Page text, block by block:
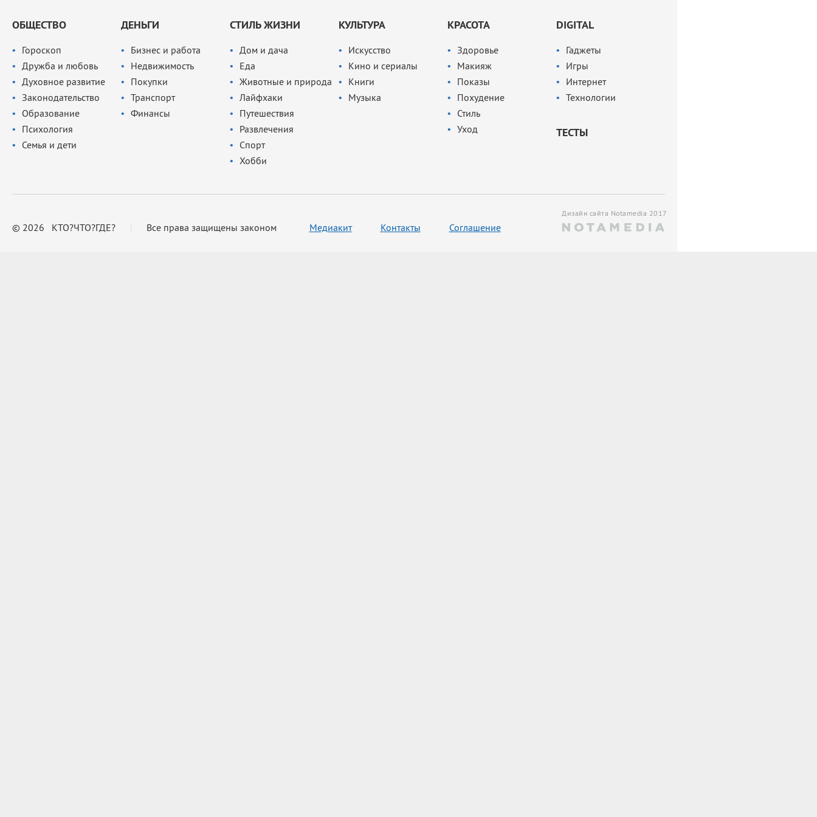
ОБЩЕСТВО
Гороскоп
Дружба и любовь
Духовное развитие
Законодательство
Образование
Психология
Семья и дети
ДЕНЬГИ
Бизнес и работа
Недвижимость
Покупки
Транспорт
Финансы
СТИЛЬ ЖИЗНИ
Дом и дача
Еда
Животные и природа
Лайфхаки
Путешествия
Развлечения
Спорт
Хобби
КУЛЬТУРА
Искусство
Кино и сериалы
Книги
Музыка
КРАСОТА
Здоровье
Макияж
Показы
Похудение
Стиль
Уход
DIGITAL
Гаджеты
Игры
Интернет
Технологии
ТЕСТЫ
© 2026 КТО?ЧТО?ГДЕ? Все права защищены законом Медиакит Контакты Соглашение
Дизайн сайта Notamedia 2017